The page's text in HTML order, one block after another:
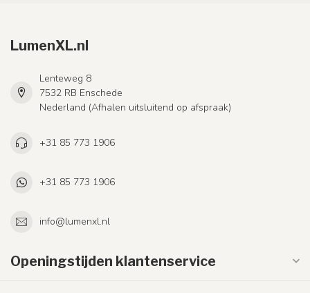
LumenXL.nl
Lenteweg 8
7532 RB Enschede
Nederland (Afhalen uitsluitend op afspraak)
+31 85 773 1906
+31 85 773 1906
info@lumenxl.nl
Openingstijden klantenservice